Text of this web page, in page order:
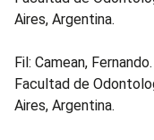
Aires, Argentina.
Fil: Camean,
Facultad de
Aires, Argentina.